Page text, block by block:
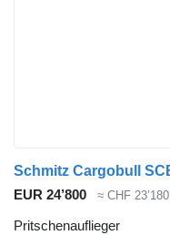
EUR 24’800 ≈ CHF 23’180
Pritschenauflieger